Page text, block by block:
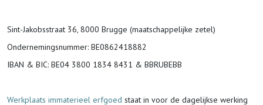
Sint-Jakobsstraat 36, 8000 Brugge (maatschappelijke zetel)
Ondernemingsnummer: BE0862418882
IBAN & BIC: BE04 3800 1834 8431 & BBRUBEBB
Werkplaats immaterieel erfgoed staat in voor de dagelijkse werking